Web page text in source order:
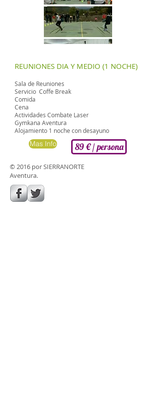
REUNIONES DIA Y MEDIO (1 NOCHE)
Sala de Reuniones
Servicio Coffe Break
Comida
Cena
Actividades Combate Laser
Gymkana Aventura
Alojamiento 1 noche con desayuno
Mas Info 89 € / persona
© 2016 por SIERRANORTE
Aventura.